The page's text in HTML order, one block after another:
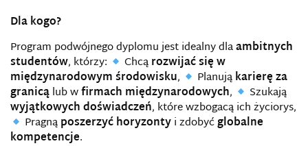
Dla kogo?
Program podwójnego dyplomu jest idealny dlaambitnych
studentów, którzy: Chcąrozwijać się w
międzynarodowym środowisku, Planująkarierę za
granicąlub wfirmach międzynarodowych,
Szukają
wyjątkowych doświadczeń, które wzbogacą ich życiorys,
Pragnąposzerzyć horyzontyi zdobyćglobalne
kompetencje.